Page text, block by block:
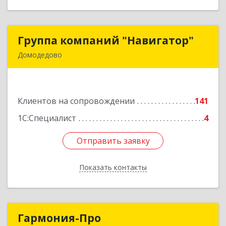
Группа компаний "Навигатор"
Домодедово
Клиентов на сопровождении
141
1С:Специалист
4
Отправить заявку
Показать контакты
Группа компаний "Навигатор"
Подробнее
Отправить заявку
Назад
Гармония-Про